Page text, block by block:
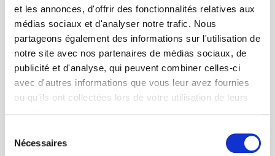
et les annonces, d'offrir des fonctionnalités relatives aux
médias sociaux et d'analyser notre trafic. Nous
partageons également des informations sur l'utilisation de
notre site avec nos partenaires de médias sociaux, de
publicité et d'analyse, qui peuvent combiner celles-ci
avec d'autres informations que vous leur avez fournies
ou qu'ils ont collectées lors de votre utilisation de leurs
Nécessaires
Penser la condition animale
Outils critiques
Emilie Dardenne